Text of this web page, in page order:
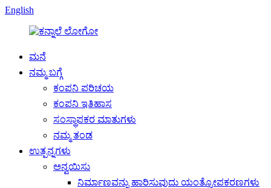
English
ಮನೆ
ನಮ್ಮ ಬಗ್ಗೆ
ಕಂಪನಿ ಪರಿಚಯ
ಕಂಪನಿ ಇತಿಹಾಸ
ಸಂಸ್ಥಾಪಕರ ಮಾತುಗಳು
ನಮ್ಮ ತಂಡ
ಉತ್ಪನ್ನಗಳು
ಅನ್ವಯಿಸು
ನಿರ್ಮಾಣವನ್ನು ಹಾರಿಸುವುದು ಯಂತ್ರೋಪಕರಣಗಳು